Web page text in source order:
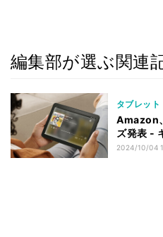
編集部が選ぶ関連
タブレット
Amazon
ズ発表 -
2024/10/04